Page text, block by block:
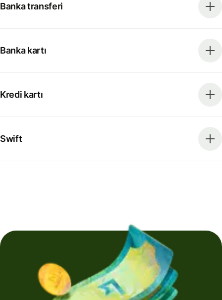
Banka transferi
Banka kartı
Kredi kartı
Swift